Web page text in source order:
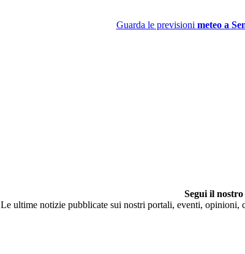
Guarda le previsioni meteo a
Segui il
Le ultime notizie pubblicate sui nostri portali, eventi,